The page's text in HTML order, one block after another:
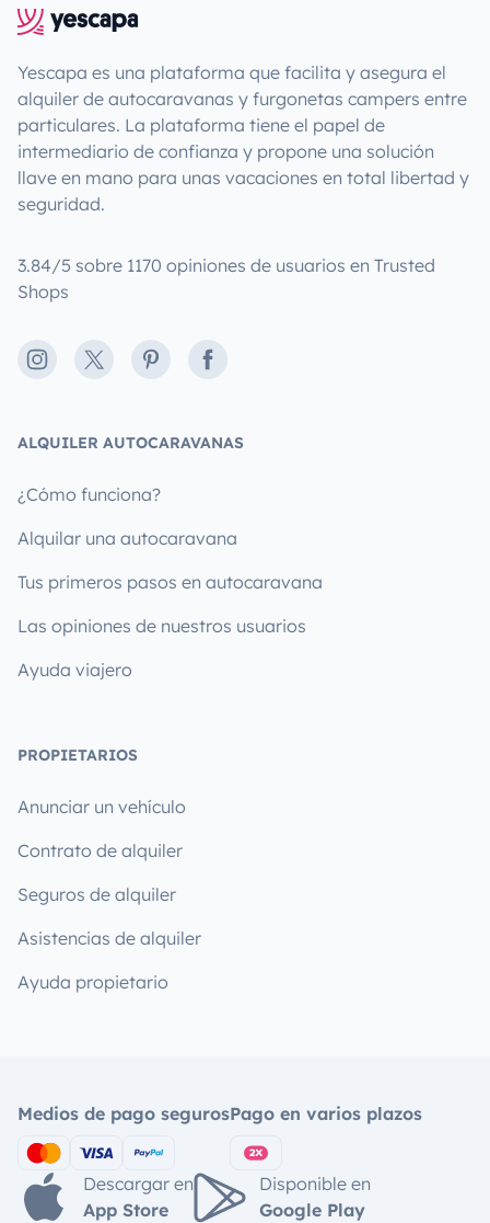
Yescapa es una plataforma que facilita y asegura el
alquiler de autocaravanas y furgonetas campers entre
particulares. La plataforma tiene el papel de
intermediario de confianza y propone una solución
llave en mano para unas vacaciones en total libertad y
seguridad.
3.84/5 sobre 1170 opiniones de usuarios en Trusted
Shops
Instagram
X PinterestFacebook
ALQUILER AUTOCARAVANAS
¿Cómo funciona?
Alquilar una autocaravana
Tus primeros pasos en autocaravana
Las opiniones de nuestros usuarios
Ayuda viajero
PROPIETARIOS
Anunciar un vehículo
Contrato de alquiler
Seguros de alquiler
Asistencias de alquiler
Ayuda propietario
Medios de pago segurosPago en varios plazos
Descargar en
App Store
Disponible en
Google Play